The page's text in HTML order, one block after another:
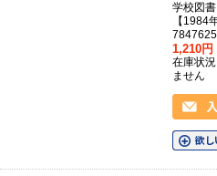
学校図
【
1,210円
在庫状
ません